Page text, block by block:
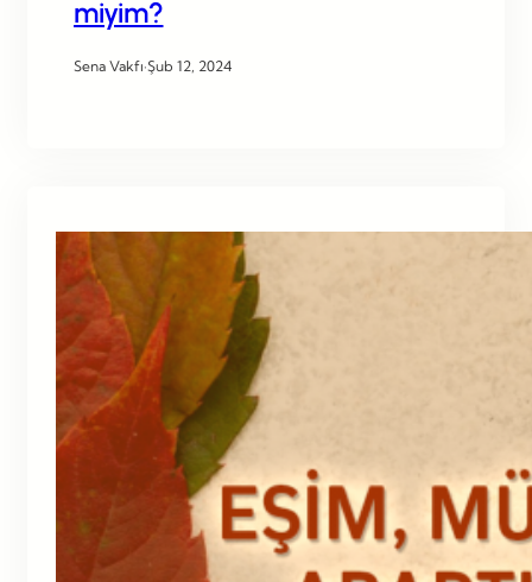
miyim?
Sena Vakfı·Şub 12, 2024